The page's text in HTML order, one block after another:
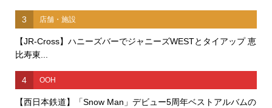
3 店舗・施設
【JR-Cross】ハニーズバーでジャニーズWESTとタイアップ 恵
比寿東...
4 OOH
【西日本鉄道】「Snow Man」デビュー5周年ベストアルバムの